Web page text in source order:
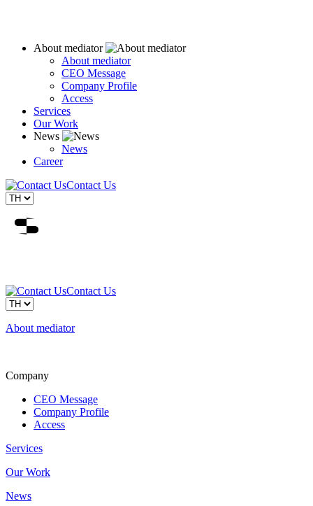
About mediator
About mediator
CEO Message
Company Profile
Access
Services
Our Work
News
News
Career
Contact Us
Contact Us
About mediator
Company
CEO Message
Company Profile
Access
Services
Our Work
News